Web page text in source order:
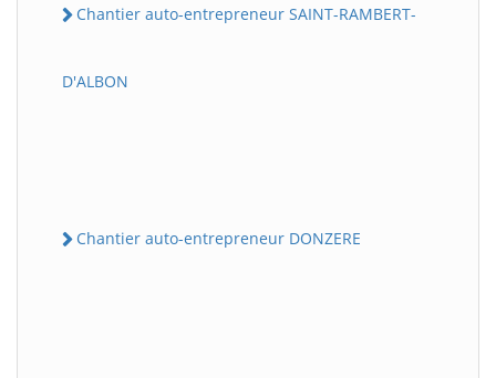
Chantier auto-entrepreneur SAINT-RAMBERT-
D'ALBON
Chantier auto-entrepreneur DONZERE